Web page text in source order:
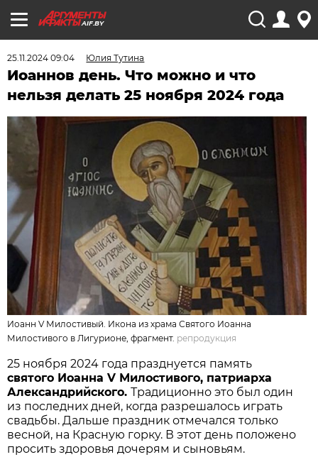
AIF.BY
25.11.2024 09:04 Юлия Тутина
Иоаннов день. Что можно и что
нельзя делать 25 ноября 2024 года
Иоанн V Милостивый. Икона из храма Святого Иоанна
Милостивого в Лигурионе, фрагмент. репродукция
25 ноября 2024 года празднуется память
святого Иоанна V Милостивого, патриарха
Александрийского.Традиционно это был один
из последних дней, когда разрешалось играть
свадьбы. Дальше праздник отмечался только
весной, на Красную горку. В этот день положено
просить здоровья дочерям и сыновьям.